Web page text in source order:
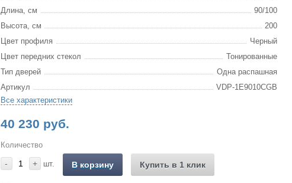
Длина, см
90/100
Высота, см
200
Цвет профиля
Черный
Цвет передних стекол
Тонированные
Тип дверей
Одна распашная
Артикул
VDP-1E9010CGB
Все характеристики
40 230 руб.
Количество
- + шт. В корзину Купить в 1 клик